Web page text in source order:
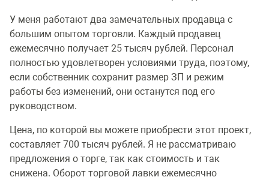
У меня работают два замечательных продавца с
большим опытом торговли. Каждый продавец
ежемесячно получает 25 тысяч рублей. Персонал
полностью удовлетворен условиями труда, поэтому,
если собственник сохранит размер ЗП и режим
работы без изменений, они останутся под его
руководством.
Цена, по которой вы можете приобрести этот проект,
составляет 700 тысяч рублей. Я не рассматриваю
предложения о торге, так как стоимость и так
снижена. Оборот торговой лавки ежемесячно